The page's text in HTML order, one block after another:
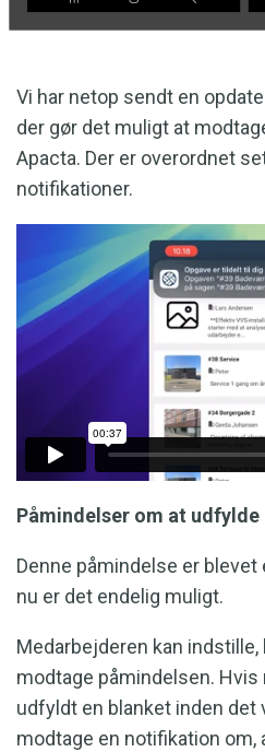
Vi har netop sendt en
der gør det muligt at
Apacta. Der er overordnet
notifikationer.
Påmindelser om at
Denne påmindelse er
nu er det endelig muligt.
Medarbejderen kan
modtage påmindelsen.
udfyldt en blanket inden
modtage en notifikation om,